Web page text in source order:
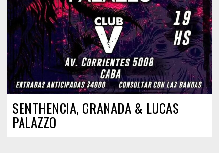
SENTHENCIA, GRANADA & LUCAS
PALAZZO